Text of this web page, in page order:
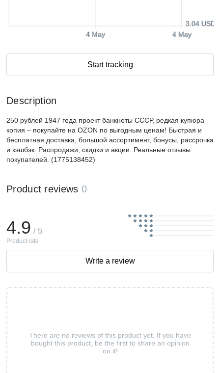
4 May 4 May
3.04 USD
Start tracking
Description
250 рублей 1947 года проект банкноты СССР, редкая купюра
копия – покупайте на OZON по выгодным ценам! Быстрая и
бесплатная доставка, большой ассортимент, бонусы, рассрочка
и кэшбэк. Распродажи, скидки и акции. Реальные отзывы
покупателей. (1775138452)
Product reviews 0
There are no reviews of this product yet. If you have
bought this product, be the first to share an opinion
on it!
4.9 / 5
Product rate
Write a review